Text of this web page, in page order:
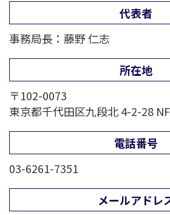
代表者
事務局長：藤野 仁志
所在地
〒102-0073
東京都千代田区九段北 4-2-28
電話番号
03-6261-7351
メールアドレ